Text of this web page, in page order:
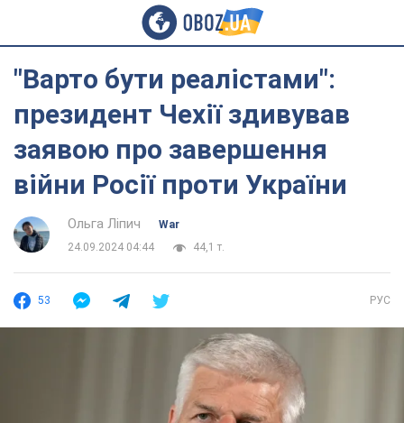
"Варто бути реалістами":
президент Чехії здивував
заявою про завершення
війни Росії проти України
Ольга Ліпич
War
24.09.2024 04:44
44,1 т.
53 РУС